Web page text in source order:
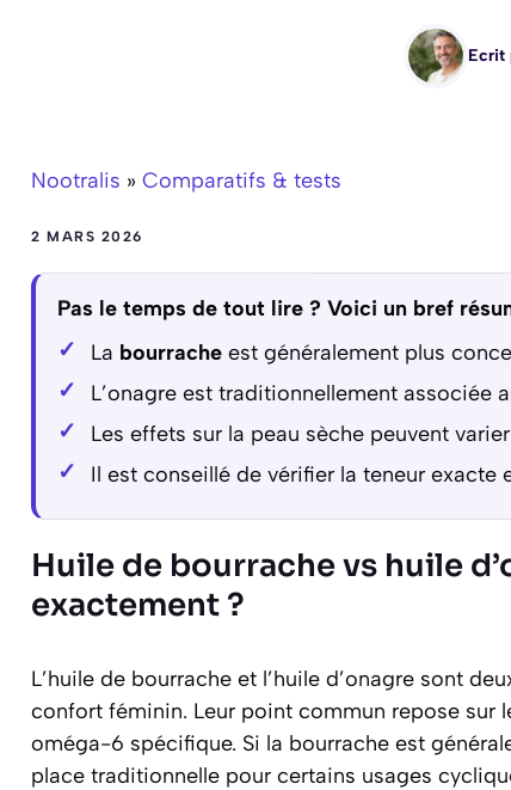
Ecrit
Nootralis » Comparatifs & tests
2 MARS 2026
Pas le temps de tout lire ? Voici un bref
La bourracheest généralement plus
L’onagre est traditionnellement associée
Les effets sur la peau sèche peuvent
Il est conseillé de vérifier la teneur exacte
Huile de bourrache vs huile
exactement ?
L’huile de bourrache et l’huile d’onagre sont
confort féminin. Leur point commun repose sur
oméga-6 spécifique. Si la bourrache est
place traditionnelle pour certains usages